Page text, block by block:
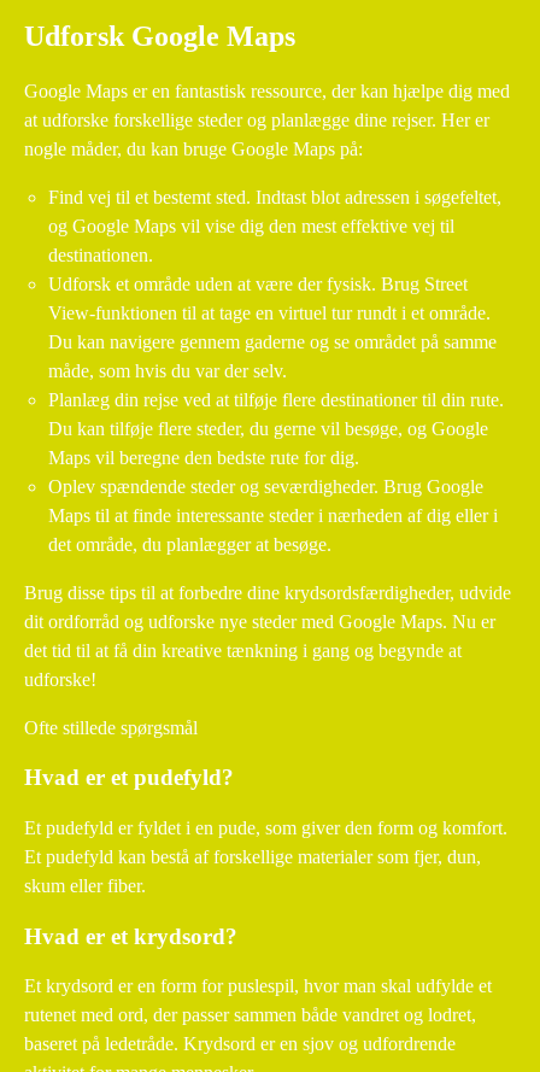
Udforsk Google Maps
Google Maps er en fantastisk ressource, der kan hjælpe dig med
at udforske forskellige steder og planlægge dine rejser. Her er
nogle måder, du kan bruge Google Maps på:
Find vej til et bestemt sted. Indtast blot adressen i søgefeltet,
og Google Maps vil vise dig den mest effektive vej til
destinationen.
Udforsk et område uden at være der fysisk. Brug Street
View-funktionen til at tage en virtuel tur rundt i et område.
Du kan navigere gennem gaderne og se området på samme
måde, som hvis du var der selv.
Planlæg din rejse ved at tilføje flere destinationer til din rute.
Du kan tilføje flere steder, du gerne vil besøge, og Google
Maps vil beregne den bedste rute for dig.
Oplev spændende steder og seværdigheder. Brug Google
Maps til at finde interessante steder i nærheden af dig eller i
det område, du planlægger at besøge.
Brug disse tips til at forbedre dine krydsordsfærdigheder, udvide
dit ordforråd og udforske nye steder med Google Maps. Nu er
det tid til at få din kreative tænkning i gang og begynde at
udforske!
Ofte stillede spørgsmål
Hvad er et pudefyld?
Et pudefyld er fyldet i en pude, som giver den form og komfort.
Et pudefyld kan bestå af forskellige materialer som fjer, dun,
skum eller fiber.
Hvad er et krydsord?
Et krydsord er en form for puslespil, hvor man skal udfylde et
rutenet med ord, der passer sammen både vandret og lodret,
baseret på ledetråde. Krydsord er en sjov og udfordrende